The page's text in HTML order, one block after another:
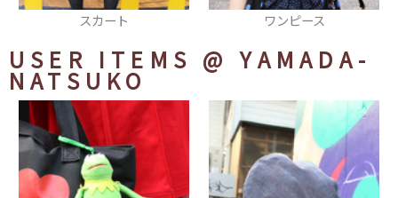
ワンピース カットソー
USER ITEMS @ YAMADA-
NATSUKO